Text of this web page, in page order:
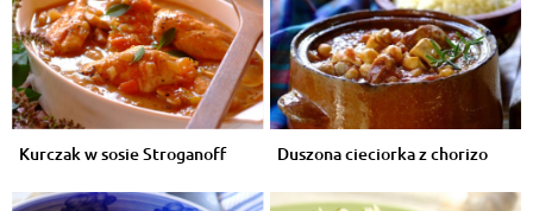
Kurczak w sosie Stroganoff Duszona cieciorka z chorizo